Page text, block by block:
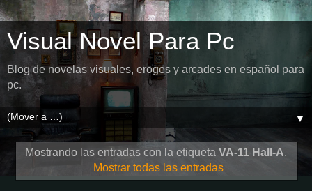
Visual Novel Para Pc
Blog de novelas visuales, eroges y arcades en español para
pc.
▼
Mostrando las entradas con la etiqueta VA-11 Hall-A.
Mostrar todas las entradas